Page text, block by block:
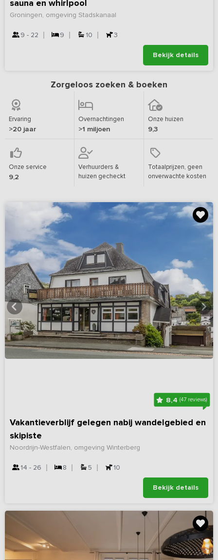
sauna en whirlpool
Groningen, omgeving Stadskanaal
9 - 22 9 10 3
Bekijk details
Zorgeloos zoeken & boeken
Ervaring
>20 jaar
Overnachtingen
>1 miljoen
Onze huizen
9,3
Onze service
9,2
Verhuurders &
huizen gecheckt
Totaalprijzen, geen
onverwachte kosten
8,4 (47 reviews)
Vakantieverblijf gelegen nabij wandelgebied en
skipiste
Noordrijn-Westfalen, omgeving Winterberg
14 - 26 8 5 10
Bekijk details